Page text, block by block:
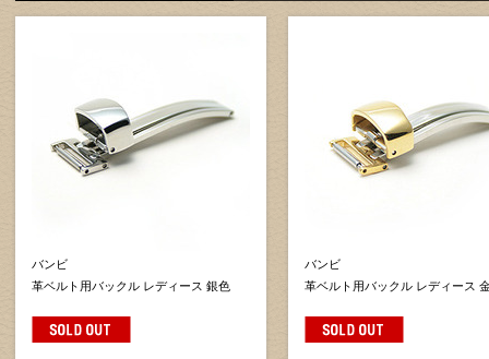
バンビ
革ベルト用バックル レディース 銀色
バンビ
革ベルト用バックル レディース